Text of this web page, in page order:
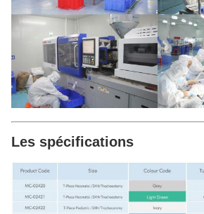
Les spécifications